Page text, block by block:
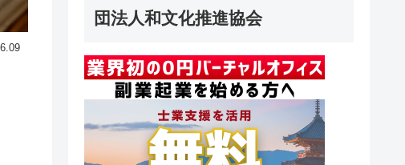
団法人和文化推進協会